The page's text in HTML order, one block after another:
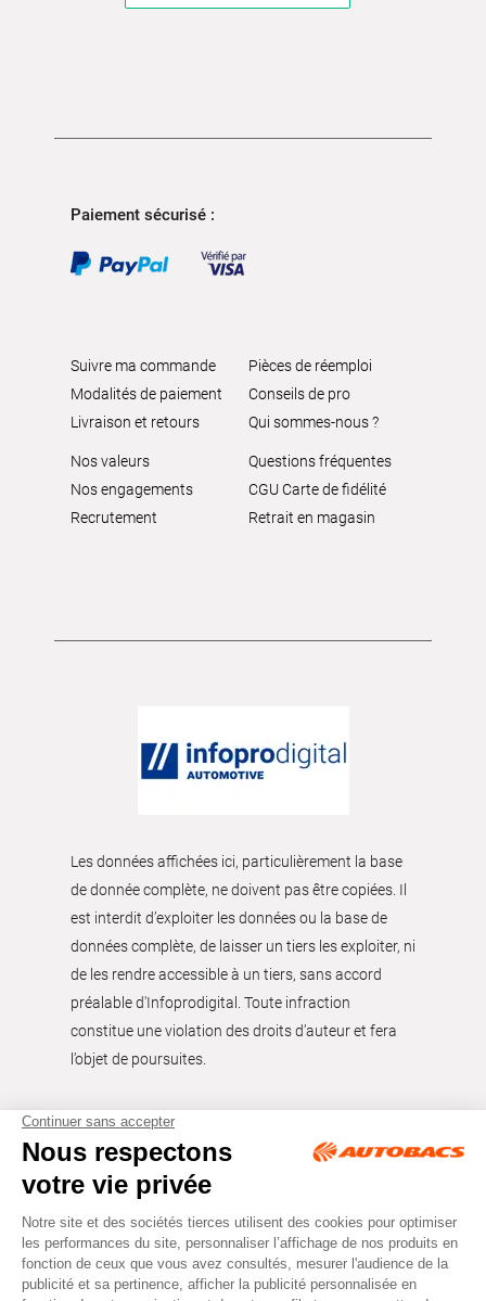
Paiement sécurisé :
Suivre ma commande
Modalités de paiement
Livraison et retours
Pièces de réemploi
Conseils de pro
Qui sommes-nous ?
Nos valeurs
Nos engagements
Recrutement
Questions fréquentes
CGU Carte de fidélité
Retrait en magasin
Les données affichées ici, particulièrement la base
de donnée complète, ne doivent pas être copiées. Il
est interdit d’exploiter les données ou la base de
données complète, de laisser un tiers les exploiter, ni
de les rendre accessible à un tiers, sans accord
préalable d'Infoprodigital. Toute infraction
constitue une violation des droits d’auteur et fera
l’objet de poursuites.
Tous droits réservés © Autobacs